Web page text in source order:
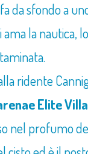
da sfondo a
la nautica,
ridente
Elite
nel profumo